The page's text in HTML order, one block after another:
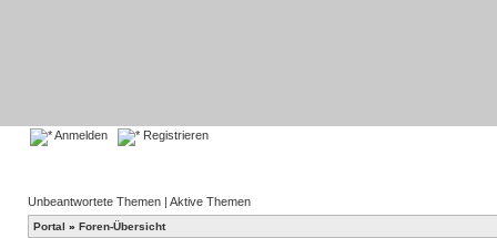
Anmelden Registrieren
Unbeantwortete Themen | Aktive Themen
Portal » Foren-Übersicht